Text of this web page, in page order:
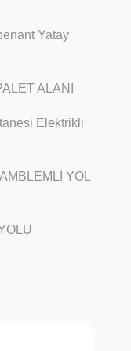
Yatay
ALANI
Elektrikli
YOL